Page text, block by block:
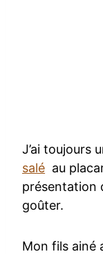
J’ai toujours
salé au
présentation
goûter.
Mon fils ainé